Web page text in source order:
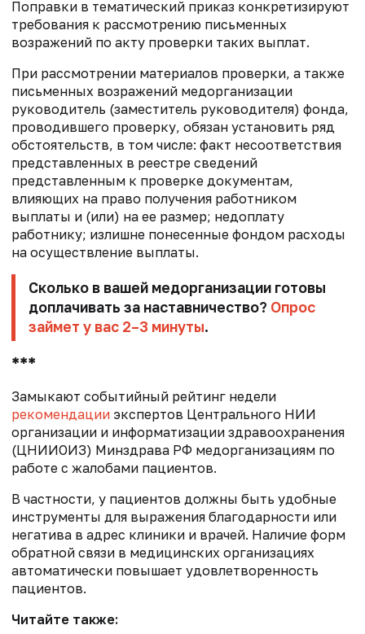
Поправки в тематический приказ конкретизируют
требования к рассмотрению письменных
возражений по акту проверки таких выплат.
При рассмотрении материалов проверки, а также
письменных возражений медорганизации
руководитель (заместитель руководителя) фонда,
проводившего проверку, обязан установить ряд
обстоятельств, в том числе: факт несоответствия
представленных в реестре сведений
представленным к проверке документам,
влияющих на право получения работником
выплаты и (или) на ее размер; недоплату
работнику; излишне понесенные фондом расходы
на осуществление выплаты.
Сколько в вашей медорганизации готовы
доплачивать за наставничество? Опрос
займет у вас 2–3 минуты.
***
Замыкают событийный рейтинг недели
рекомендации экспертов Центрального НИИ
организации и информатизации здравоохранения
(ЦНИИОИЗ) Минздрава РФ медорганизациям по
работе с жалобами пациентов.
В частности, у пациентов должны быть удобные
инструменты для выражения благодарности или
негатива в адрес клиники и врачей. Наличие форм
обратной связи в медицинских организациях
автоматически повышает удовлетворенность
пациентов.
Читайте также: